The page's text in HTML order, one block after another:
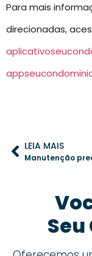
Para mais
direcionadas,
LEIA MAIS